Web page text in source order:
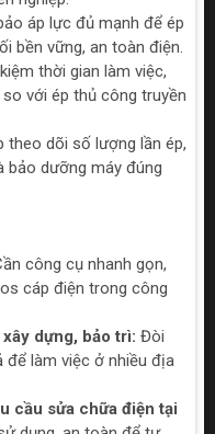
áp lực đủ mạnh để ép
bền vững, an toàn điện.
thời gian làm việc,
với ép thủ công truyền
theo dõi số lượng lần ép,
bảo dưỡng máy đúng
công cụ nhanh gọn,
cáp điện trong công
dựng, bảo trì: Đòi
để làm việc ở nhiều địa
cầu sửa chữa điện tại